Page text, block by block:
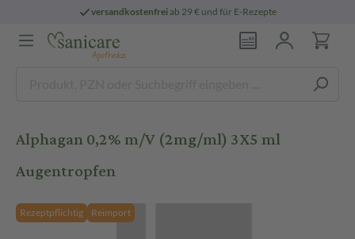
versandkostenfreiab 29 € und für E-Rezepte
Alphagan 0,2% m/V (2mg/ml) 3X5 ml
Augentropfen
Rezeptpflichtig Reimport